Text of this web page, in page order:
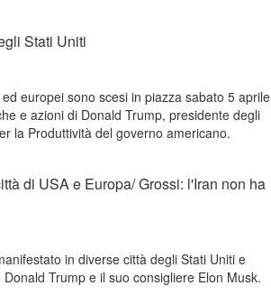
Stati Uniti
europei sono scesi in piazza sabato 5 aprile
e azioni di Donald Trump, presidente degli
la Produttività del governo americano.
di USA e Europa/ Grossi: l'Iran non ha
in diverse città degli Stati Uniti e
Trump e il suo consigliere Elon Musk.